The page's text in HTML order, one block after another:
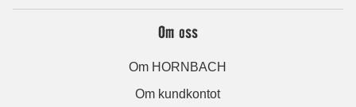
Om oss
Om HORNBACH
Om kundkontot